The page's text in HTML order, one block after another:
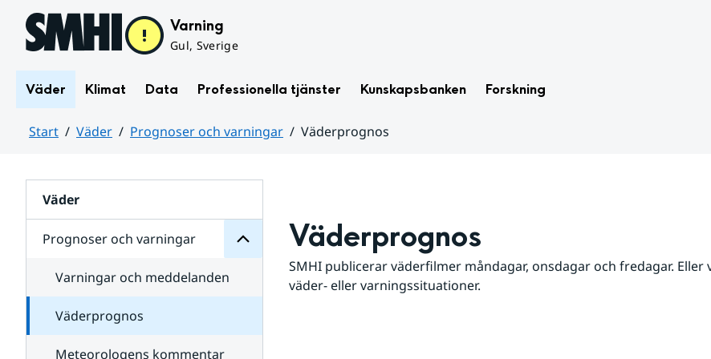
Hoppa till sidans innehåll Varning
Gul, Sverige
Väder Klimat Data Professionella tjänster Kunskapsbanken Forskning
Start Väder Prognoser och varningar
Väderprognos
Väder
Prognoser och varningar
för
varningar
Varningar och meddelanden
Väderprognos
Meteorologens kommentar
Väderprognos
SMHI publicerar väderfilmer måndagar, onsdagar och fredagar. Eller
väder- eller varningssituationer.